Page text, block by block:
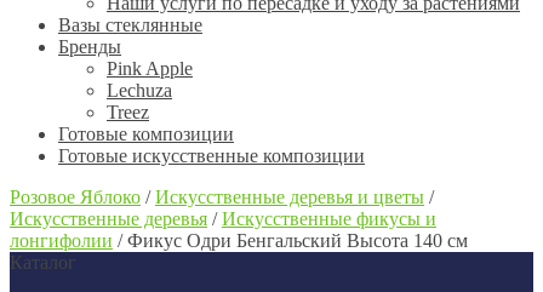
Вазы стеклянные
Бренды
Pink Apple
Lechuza
Treez
Готовые композиции
Готовые искусственные композиции
Розовое Яблоко /Искусственные деревья и цветы /
Искусственные деревья /Искусственные фикусы и
лонгифолии /Фикус Одри Бенгальский Высота 140 см
Каталог